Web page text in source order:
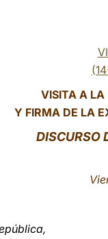
VISITA A LA
Y FIRMA DE LA
DISCURSO